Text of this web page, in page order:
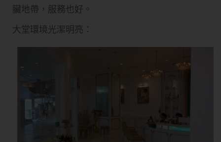
臟地帶，服務也好。
大堂環境光潔明亮：